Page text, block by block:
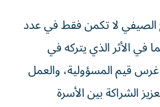
الصيفي لا تكمن فقط في عدد
في الأثر الذي يتركه في
قيم المسؤولية، والعمل
الشراكة بين الأسرة